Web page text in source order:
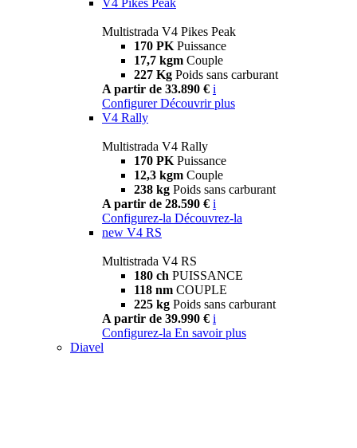
Multistrada V4 Pikes Peak
170 PK Puissance
17,7 kgm Couple
227 Kg Poids sans carburant
A partir de 33.890 € i
Configurer Découvrir plus
V4 Rally
Multistrada V4 Rally
170 PK Puissance
12,3 kgm Couple
238 kg Poids sans carburant
A partir de 28.590 € i
Configurez-la Découvrez-la
new V4 RS
Multistrada V4 RS
180 ch PUISSANCE
118 nm COUPLE
225 kg Poids sans carburant
A partir de 39.990 € i
Configurez-la En savoir plus
Diavel